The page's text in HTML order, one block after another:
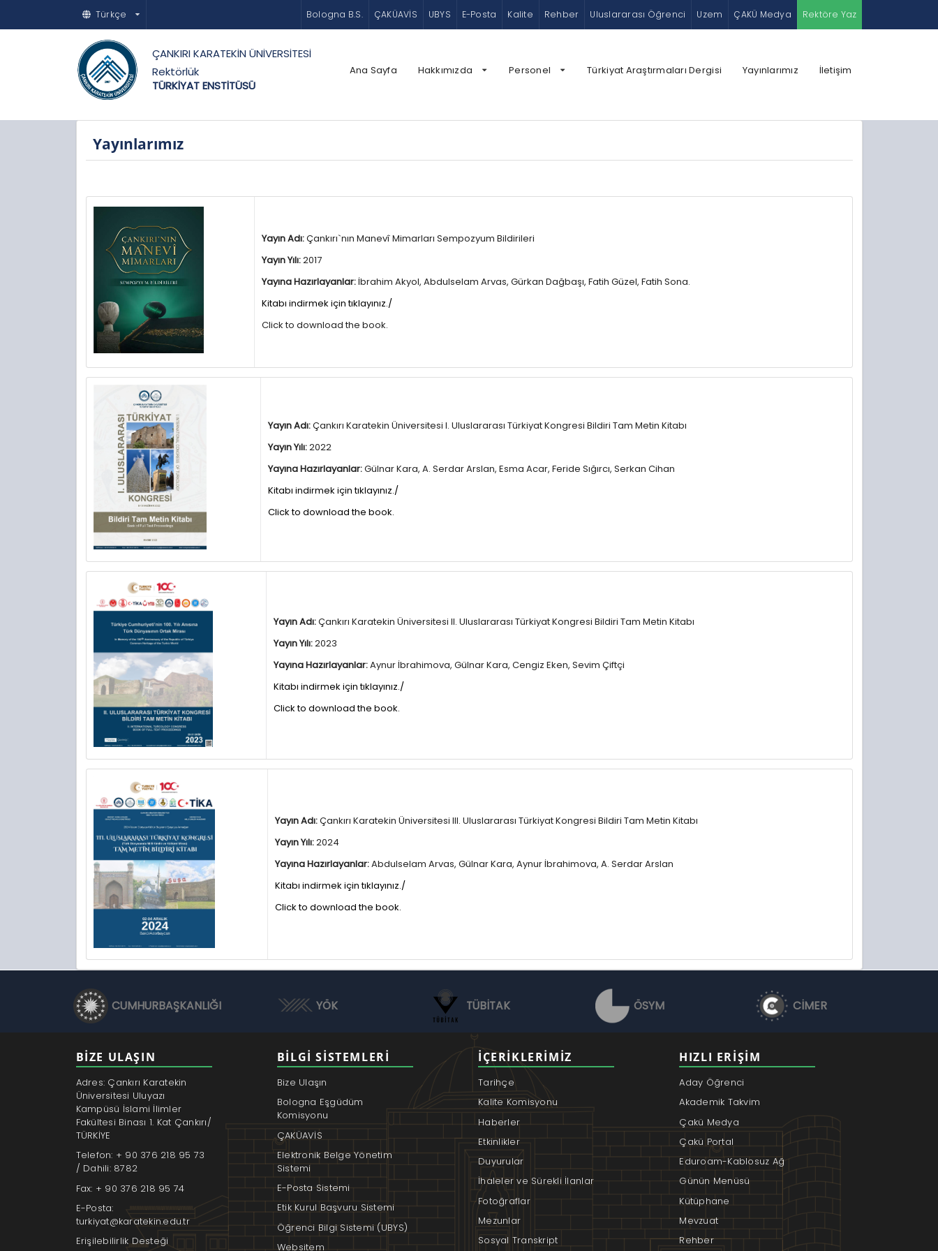
Türkçe Bologna B.S. ÇAKÜAVİS UBYS E-Posta Kalite Rehber Uluslararası Öğrenci Uzem ÇAKÜ Medya Rektöre Yaz
ÇANKIRI KARATEKİN ÜNİVERSİTESİ
Rektörlük
TÜRKİYAT ENSTİTÜSÜ
Ana Sayfa Hakkımızda Personel Türkiyat Araştırmaları Dergisi Yayınlarımız İletişim
Yayınlarımız
Yayın Adı:Çankırı`nın Manevî Mimarları Sempozyum Bildirileri
Yayın Yılı:2017
Yayına Hazırlayanlar:İbrahim Akyol, Abdulselam Arvas, Gürkan Dağbaşı, Fatih Güzel, Fatih Sona.
Kitabı indirmek için tıklayınız./
Click to download the book.
Yayın Adı:Çankırı Karatekin Üniversitesi I. Uluslararası Türkiyat Kongresi Bildiri Tam Metin Kitabı
Yayın Yılı:2022
Yayına Hazırlayanlar:Gülnar Kara, A. Serdar Arslan, Esma Acar, Feride Sığırcı, Serkan Cihan
Kitabı indirmek için tıklayınız./
Click to download the book.
Yayın Adı:Çankırı Karatekin Üniversitesi II. Uluslararası Türkiyat Kongresi Bildiri Tam Metin Kitabı
Yayın Yılı:2023
Yayına Hazırlayanlar:Aynur İbrahimova, Gülnar Kara, Cengiz Eken, Sevim Çiftçi
Kitabı indirmek için tıklayınız./
Click to download the book.
Yayın Adı:Çankırı Karatekin Üniversitesi III. Uluslararası Türkiyat Kongresi Bildiri Tam Metin Kitabı
Yayın Yılı:2024
Yayına Hazırlayanlar:Abdulselam Arvas, Gülnar Kara, Aynur İbrahimova, A. Serdar Arslan
Kitabı indirmek için tıklayınız./
Click to download the book.
CUMHURBAŞKANLIĞI YÖK TÜBİTAK ÖSYM CİMER
BİZE ULAŞIN
Adres: Çankırı Karatekin
Üniversitesi Uluyazı
Kampüsü İslami İlimler
Fakültesi Binası 1. Kat Çankırı/
TÜRKİYE
Telefon: + 90 376 218 95 73
/ Dahili: 8782
Fax: + 90 376 218 95 74
E-Posta:
turkiyat@karatekin.edu.tr
Erişilebilirlik Desteği
BILGI SISTEMLERI
Bize Ulaşın
Bologna Eşgüdüm
Komisyonu
ÇAKÜAVİS
Elektronik Belge Yönetim
Sistemi
E-Posta Sistemi
Etik Kurul Başvuru Sistemi
Öğrenci Bilgi Sistemi (UBYS)
Websitem
İÇERIKLERIMIZ
Tarihçe
Kalite Komisyonu
Haberler
Etkinlikler
Duyurular
İhaleler ve Sürekli İlanlar
Fotoğraflar
Mezunlar
Sosyal Transkript
HIZLI ERIŞIM
Aday Öğrenci
Akademik Takvim
Çakü Medya
Çakü Portal
Eduroam-Kablosuz Ağ
Günün Menüsü
Kütüphane
Mevzuat
Rehber